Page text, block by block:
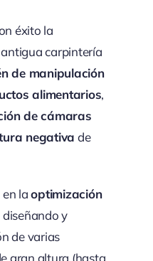
éxito la
carpintería
de manipulación
alimentarios,
de cámaras
negativa de
en laoptimización
diseñando y
de varias
gran altura (hasta